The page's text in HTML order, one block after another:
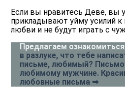
Если вы нравитесь Деве, вы
прикладывают уйму усилий к
любви и не будут играть с
Предлагаем
в разлуке, что тебе
письме, любимый? Письмо
любимому мужчине.
любовные письма ➡